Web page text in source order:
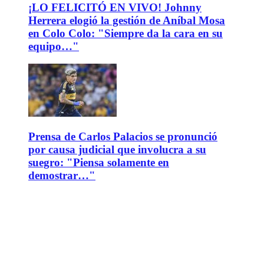
¡LO FELICITÓ EN VIVO! Johnny
Herrera elogió la gestión de Aníbal Mosa
en Colo Colo: "Siempre da la cara en su
equipo…"
Prensa de Carlos Palacios se pronunció
por causa judicial que involucra a su
suegro: "Piensa solamente en
demostrar…"